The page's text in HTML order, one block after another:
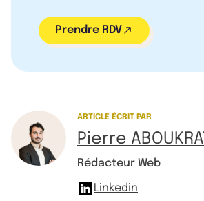
Prendre RDV
ARTICLE ÉCRIT PAR
Pierre ABOUKRAT
Rédacteur Web
Linkedin